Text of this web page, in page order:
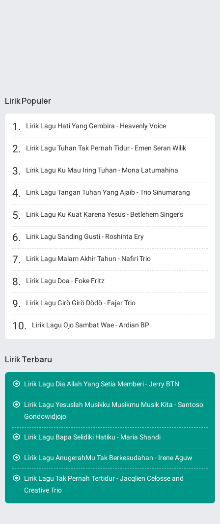
Lirik Populer
Lirik Lagu Hati Yang Gembira - Heavenly Voice
Lirik Lagu Tuhan Tak Pernah Tidur - Emen Seran Wilik
Lirik Lagu Ku Mau Iring Tuhan - Mona Latumahina
Lirik Lagu Tangan Tuhan Yang Ajaib - Trio Sinumarang
Lirik Lagu Ku Kuat Karena Yesus - Betlehem Singer's
Lirik Lagu Sanding Gusti - Roshinta Ery
Lirik Lagu Malam Akhir Tahun - Nafiri Trio
Lirik Lagu Doa - Foke Fritz
Lirik Lagu Girö Girö Dödö - Fajar Trio
Lirik Lagu Ojo Sambat Wae - Ardian BP
Lirik Terbaru
Lirik Lagu Dia Allah Yang Setia Memberi - Jerry BTN
Lirik Lagu Yesuslah Musikku Musikmu Musik Kita - Santoso
Gondowidjojo
Lirik Lagu Bapa Selidiki Hatiku - Maria Shandi
Lirik Lagu AnugerahMu Tak Berkesudahan - Irene Aguw
Lirik Lagu Tak Pernah Tertidur - Jacqlien Celosse and
Creative Trio